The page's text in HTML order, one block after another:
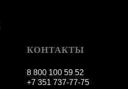
КОНТАКТЫ
8 800 100 59 52
+7 351 737-77-75